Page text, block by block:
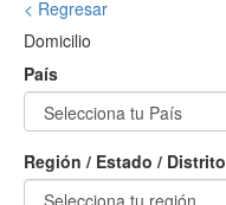
< Regresar
Domicilio
País
Región / Estado / Distrito